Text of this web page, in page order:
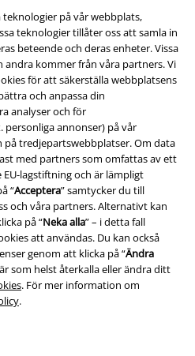
på vår webbplats,
teknologier tillåter oss att samla in
beteende och deras enheter. Vissa
andra kommer från våra partners. Vi
för att säkerställa webbplatsens
och anpassa din
analyser och för
personliga annonser) på vår
på tredjepartswebbplatser. Om data
med partners som omfattas av ett
lagstiftning och är lämpligt
“Acceptera” samtycker du till
och våra partners. Alternativt kan
på “Neka alla” – i detta fall
att användas. Du kan också
genom att klicka på “Ändra
som helst återkalla eller ändra ditt
. För mer information om
.
Frakt
appen
och ta del av många fördelar!